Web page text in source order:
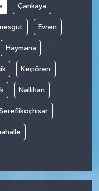
Çankaya
Evren
Haymana
Keçiören
Nallıhan